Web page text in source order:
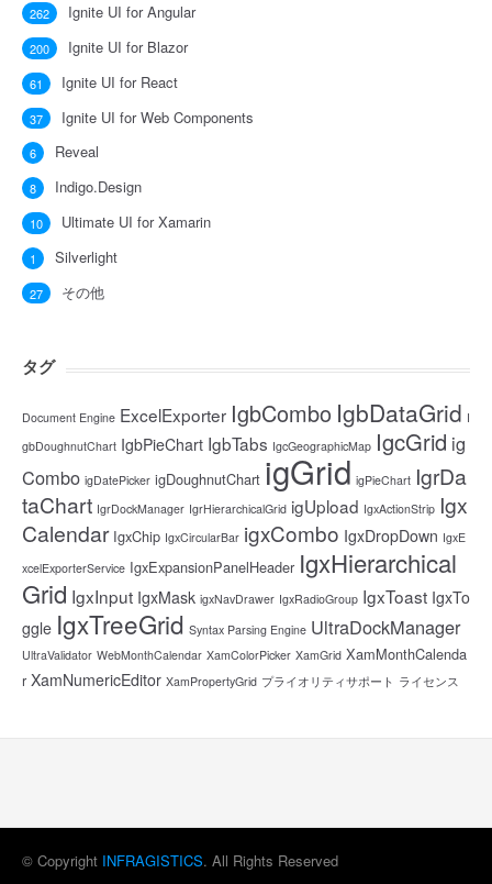
Ignite UI for Angular
262
Ignite UI for Blazor
200
Ignite UI for React
61
Ignite UI for Web Components
37
Reveal
6
Indigo.Design
8
Ultimate UI for Xamarin
10
Silverlight
1
その他
27
タグ
Document Engine ExcelExporter IgbCombo IgbDataGrid I
gbDoughnutChart IgbPieChart IgbTabs IgcGeographicMap IgcGrid ig
Combo igDatePicker igDoughnutChart igGrid igPieChart IgrDa
taChart IgrDockManager IgrHierarchicalGrid igUpload IgxActionStrip Igx
Calendar IgxChip IgxCircularBar igxCombo IgxDropDown IgxE
xcelExporterService IgxExpansionPanelHeader IgxHierarchical
Grid IgxInput IgxMask igxNavDrawer IgxRadioGroup IgxToast IgxTo
ggle IgxTreeGrid Syntax Parsing Engine UltraDockManager
UltraValidator WebMonthCalendar XamColorPicker XamGrid XamMonthCalenda
r XamNumericEditor XamPropertyGrid プライオリティサポート ライセンス
© Copyright INFRAGISTICS. All Rights Reserved